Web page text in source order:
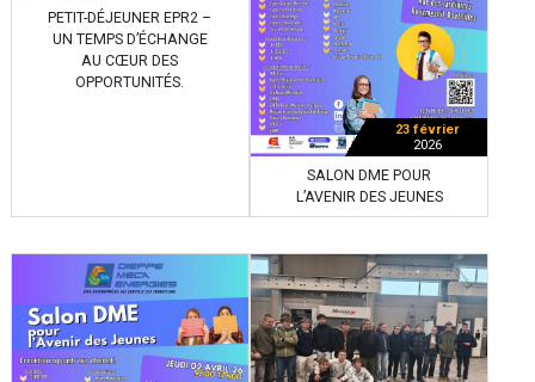
PETIT-DÉJEUNER EPR2 –
UN TEMPS D’ÉCHANGE
AU CŒUR DES
OPPORTUNITÉS.
23 février
2026
SALON DME POUR
L’AVENIR DES JEUNES